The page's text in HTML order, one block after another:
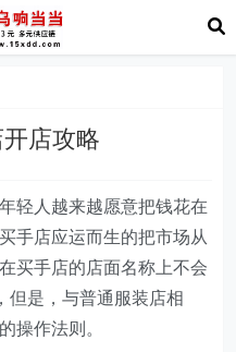
店攻略
人越来越愿意把钱花在
手店应运而生的把市场从
买手店的店面名称上不会
但是，与普通服装店相
操作法则。